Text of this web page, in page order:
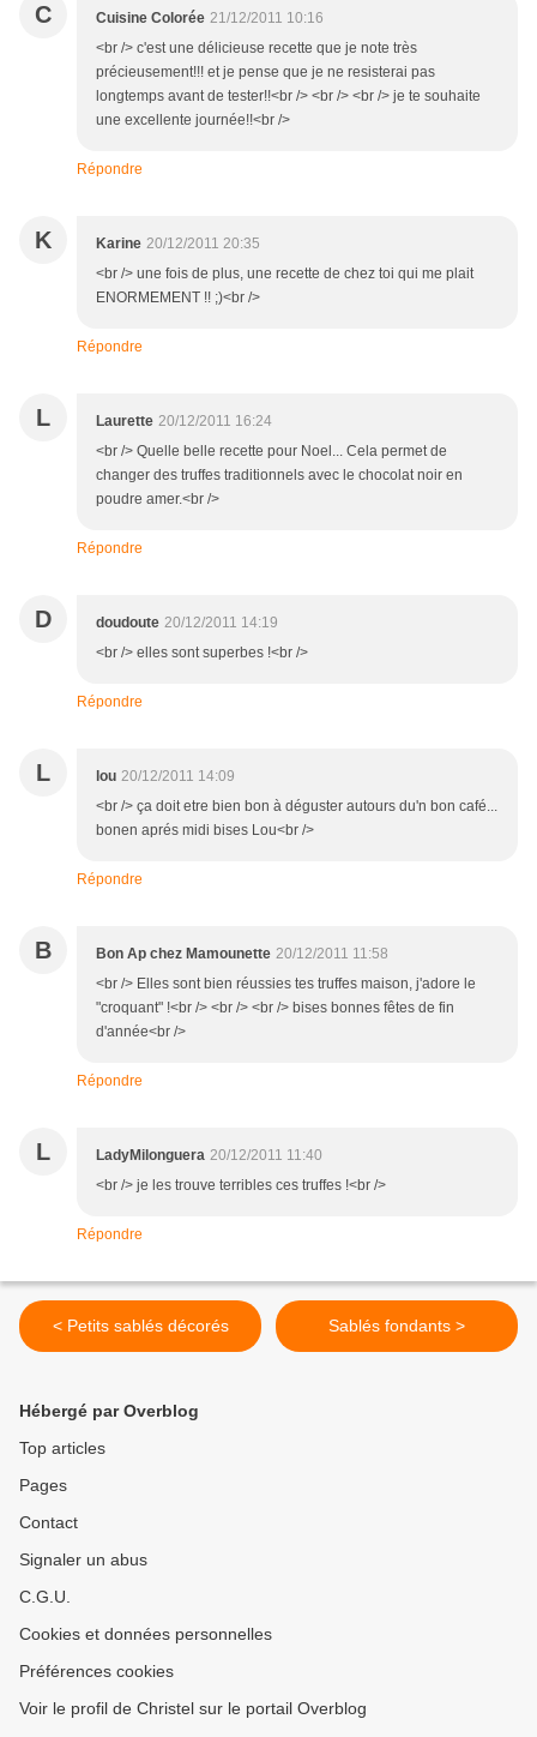
C Cuisine Colorée 21/12/2011 10:16
<br /> c'est une délicieuse recette que je note très
précieusement!!! et je pense que je ne resisterai pas
longtemps avant de tester!!<br /> <br /> <br /> je te souhaite
une excellente journée!!<br />
Répondre
K Karine 20/12/2011 20:35
<br /> une fois de plus, une recette de chez toi qui me plait
ENORMEMENT !! ;)<br />
Répondre
L Laurette 20/12/2011 16:24
<br /> Quelle belle recette pour Noel... Cela permet de
changer des truffes traditionnels avec le chocolat noir en
poudre amer.<br />
Répondre
D doudoute 20/12/2011 14:19
<br /> elles sont superbes !<br />
Répondre
L lou 20/12/2011 14:09
<br /> ça doit etre bien bon à déguster autours du'n bon café...
bonen aprés midi bises Lou<br />
Répondre
B Bon Ap chez Mamounette 20/12/2011 11:58
<br /> Elles sont bien réussies tes truffes maison, j'adore le
"croquant" !<br /> <br /> <br /> bises bonnes fêtes de fin
d'année<br />
Répondre
L LadyMilonguera 20/12/2011 11:40
<br /> je les trouve terribles ces truffes !<br />
Répondre
< Petits sablés décorés Sablés fondants >
Hébergé par Overblog
Top articles
Pages
Contact
Signaler un abus
C.G.U.
Cookies et données personnelles
Préférences cookies
Voir le profil de Christel sur le portail Overblog